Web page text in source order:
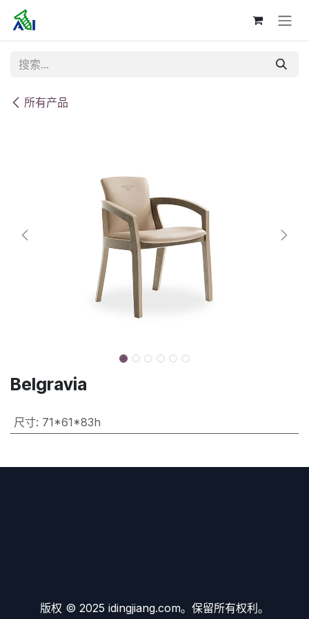
跳至内容
所有产品
Belgravia
尺寸: 71*61*83h
版权 © 2025 idingjiang.com。保留所有权利。